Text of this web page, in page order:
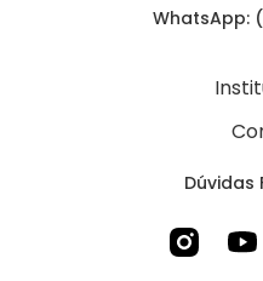
WhatsApp:
Dúvidas